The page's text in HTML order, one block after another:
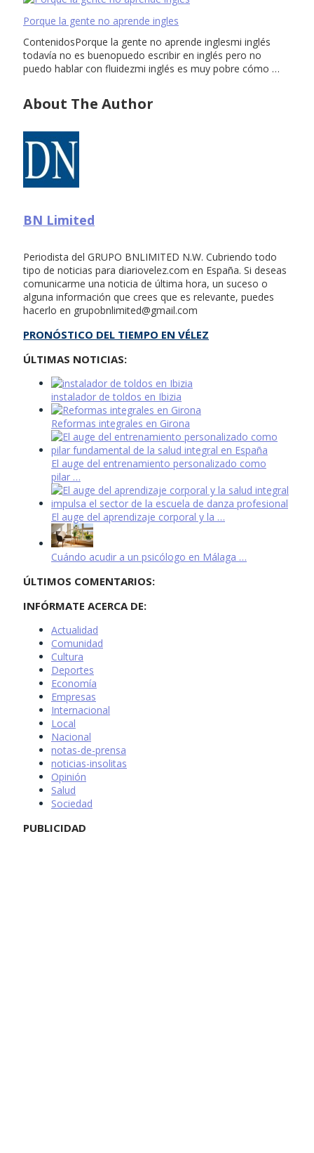
Porque la gente no aprende ingles
ContenidosPorque la gente no aprende inglesmi inglés
todavía no es buenopuedo escribir en inglés pero no
puedo hablar con fluidezmi inglés es muy pobre cómo …
About The Author
BN Limited
Periodista del GRUPO BNLIMITED N.W. Cubriendo todo
tipo de noticias para diariovelez.com en España. Si deseas
comunicarme una noticia de última hora, un suceso o
alguna información que crees que es relevante, puedes
hacerlo en grupobnlimited@gmail.com
PRONÓSTICO DEL TIEMPO EN VÉLEZ
ÚLTIMAS NOTICIAS:
instalador de toldos en Ibizia
Reformas integrales en Girona
El auge del entrenamiento personalizado como
pilar …
El auge del aprendizaje corporal y la …
Cuándo acudir a un psicólogo en Málaga …
ÚLTIMOS COMENTARIOS:
INFÓRMATE ACERCA DE:
Actualidad
Comunidad
Cultura
Deportes
Economía
Empresas
Internacional
Local
Nacional
notas-de-prensa
noticias-insolitas
Opinión
Salud
Sociedad
PUBLICIDAD